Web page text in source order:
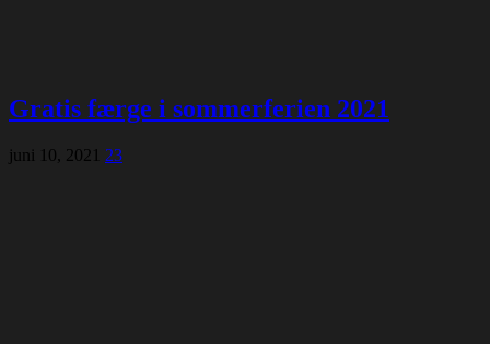
Gratis færge i sommerferien 2021
juni 10, 2021 23